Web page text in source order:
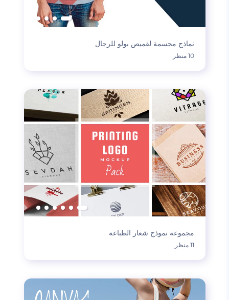
نماذج مجسمة لقميص بولو للرجال
10 منظر
مجموعة نموذج شعار الطباعة
11 منظر